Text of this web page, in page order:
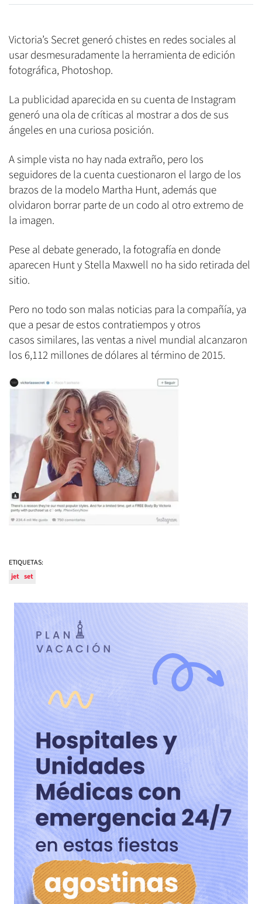
Victoria’s Secret generó chistes en redes sociales al
usar desmesuradamente la herramienta de edición
fotográfica, Photoshop.
La publicidad aparecida en su cuenta de Instagram
generó una ola de críticas al mostrar a dos de sus
ángeles en una curiosa posición.
A simple vista no hay nada extraño, pero los
seguidores de la cuenta cuestionaron el largo de los
brazos de la modelo Martha Hunt, además que
olvidaron borrar parte de un codo al otro extremo de
la imagen.
Pese al debate generado, la fotografía en donde
aparecen Hunt y Stella Maxwell no ha sido retirada del
sitio.
Pero no todo son malas noticias para la compañía, ya
que a pesar de estos contratiempos y otros
casos similares, las ventas a nivel mundial alcanzaron
los 6,112 millones de dólares al término de 2015.
ETIQUETAS:
jet set